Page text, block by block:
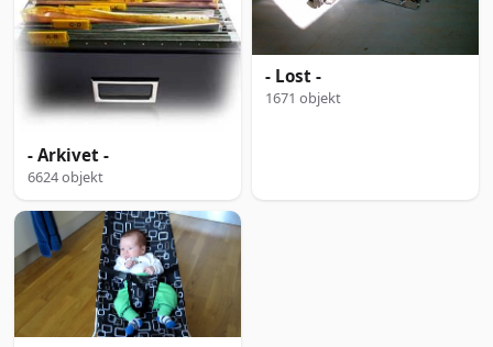
- Arkivet -
6624 objekt
- Lost -
1671 objekt